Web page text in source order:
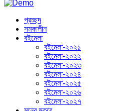
প্রচ্ছদ
সমকালীন
বইমেলা
বইমেলা-২০২১
বইমেলা-২০২২
বইমেলা-২০২৩
বইমেলা-২০২৪
বইমেলা-২০২৫
বইমেলা-২০২৬
বইমেলা-২০২৭